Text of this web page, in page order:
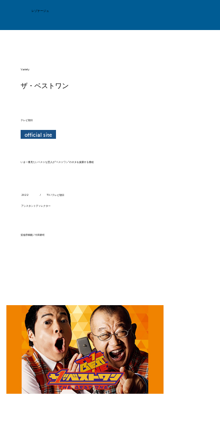
レゾナージュ
いま一番見たいベストな芸人が"ベストワン"のネタを披露する番組
ザ・ベストワン
テレビ朝日
Variety
アシスタントディレクター
笑福亭鶴瓶 / 今田耕司
official site
2022 / TV / テレビ朝日